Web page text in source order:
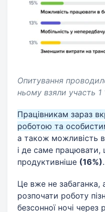
Опитування
ньому взяли участь 1
Працівникам зараз
роботою та
а також можливість
і де саме
продуктивніше (16%).
Це вже не забаганка,
розпочати роботу
безсонної ночі через